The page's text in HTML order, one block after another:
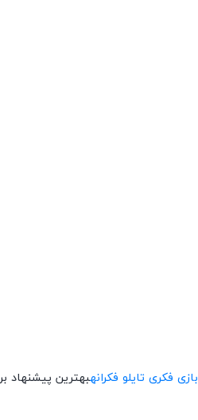
بازی فکری تایلو فکرانهبهترین پیشنهاد